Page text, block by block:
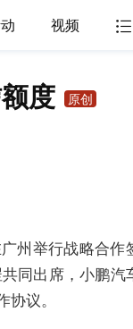
视频
度 原创
州举行战略合作
同出席，小鹏汽
议。